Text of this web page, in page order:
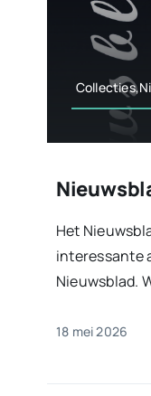
Het
interessante
Nieuwsblad.
18 mei 2026